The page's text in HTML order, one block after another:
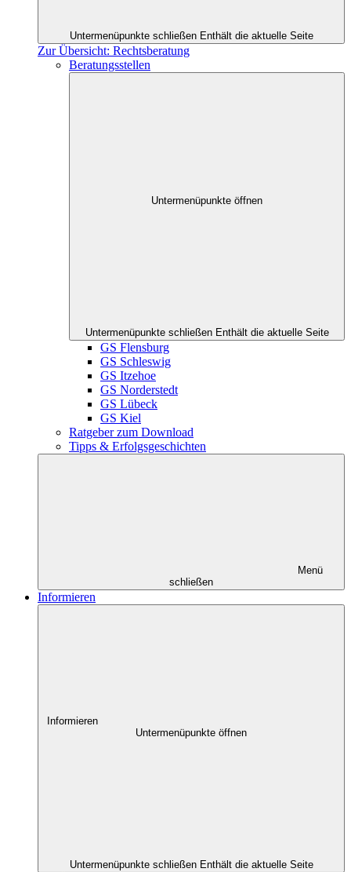
Untermenüpunkte schließen Enthält die aktuelle Seite
Zur Übersicht: Rechtsberatung
Beratungsstellen
Untermenüpunkte öffnen
Untermenüpunkte schließen Enthält die aktuelle Seite
GS Flensburg
GS Schleswig
GS Itzehoe
GS Norderstedt
GS Lübeck
GS Kiel
Ratgeber zum Download
Tipps & Erfolgsgeschichten
Menü
schließen
Informieren
Informieren
Untermenüpunkte öffnen
Untermenüpunkte schließen Enthält die aktuelle Seite